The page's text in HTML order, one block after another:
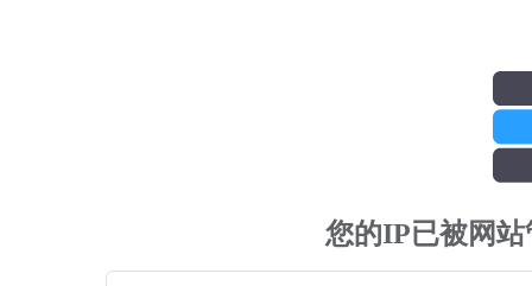
您的IP已被网